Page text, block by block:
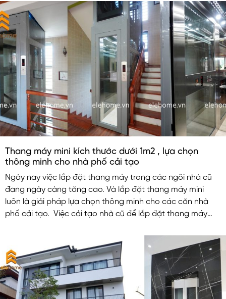
Thang máy mini kích thước dưới 1m2 , lựa chọn
thông minh cho nhà phố cải tạo
Ngày nay việc lắp đặt thang máy trong các ngôi nhà cũ
đang ngày càng tăng cao. Và lắp đặt thang máy mini
luôn là giải pháp lựa chọn thông minh cho các căn nhà
phố cải tạo. Việc cải tạo nhà cũ để lắp đặt thang máy
sống mà còn làm tăng giá trị cho căn nhà.